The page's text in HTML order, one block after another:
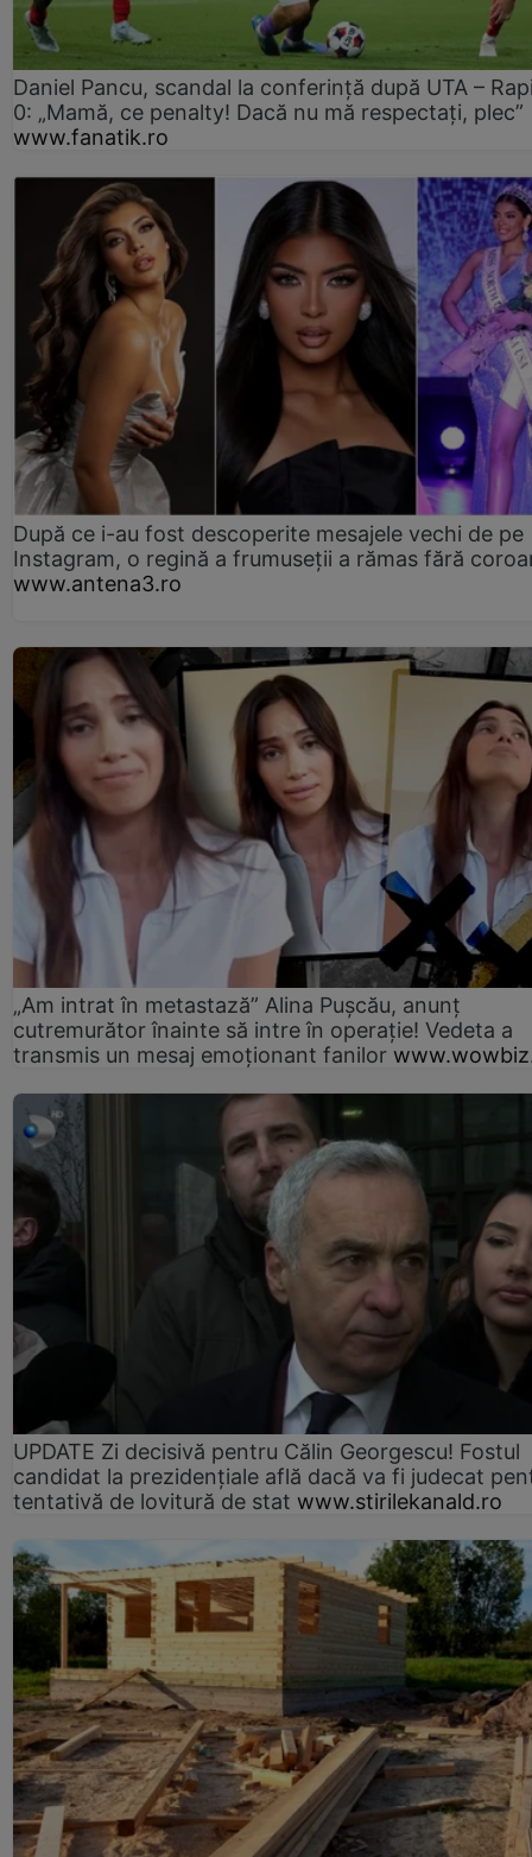
Daniel Pancu, scandal la conferință după UTA –
0: „Mamă, ce penalty! Dacă nu mă respectați, plec”
www.fanatik.ro
După ce i-au fost descoperite mesajele vechi de pe
Instagram, o regină a frumuseții a rămas fără
www.antena3.ro
„Am intrat în metastază” Alina Pușcău, anunț
cutremurător înainte să intre în operație! Vedeta a
transmis un mesaj emoționant fanilor
UPDATE Zi decisivă pentru Călin Georgescu! Fostul
candidat la prezidențiale află dacă va fi judecat
tentativă de lovitură de stat www.stirilekanald.ro